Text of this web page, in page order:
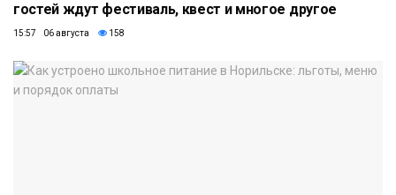
гостей ждут фестиваль, квест и многое другое
15:57 06 августа 158